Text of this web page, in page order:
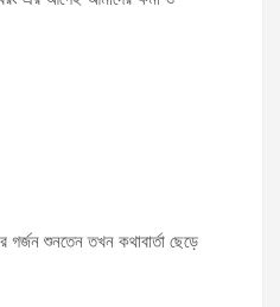
শুনতেন তখন কথাবার্তা ছেড়ে